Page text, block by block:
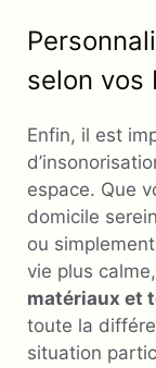
selon vos
Enfin, il est
espace. Que
domicile
ou
vie plus
matériaux et
toute la
situation